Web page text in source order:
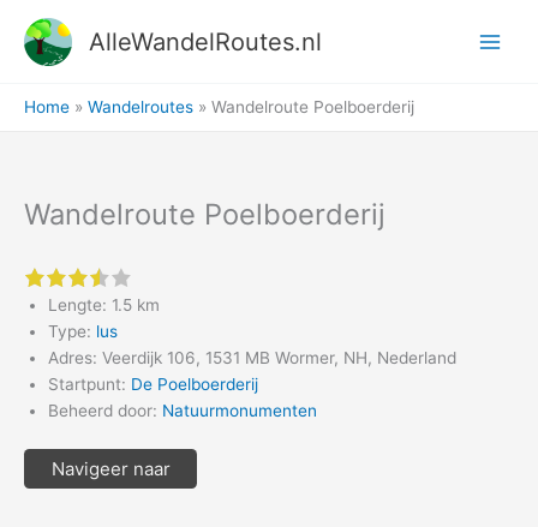
naar
AlleWandelRoutes.nl
Home Wandelroutes Wandelroute Poelboerderij
Wandelroute Poelboerderij
Lengte: 1.5 km
Type: lus
Adres: Veerdijk 106, 1531 MB Wormer, NH, Nederland
Startpunt: De Poelboerderij
Beheerd door: Natuurmonumenten
Navigeer naar